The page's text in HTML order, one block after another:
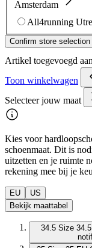
Amsterdam
All4running
Confirm store selection
Artikel toegevoegd
Toon winkelwagen
Selecteer jouw maat
Kies voor
schoenmaat. Dit is
uitzetten en je ruimte
rekening mee bij je
EU
US
Bekijk maattabel
34.5 Size